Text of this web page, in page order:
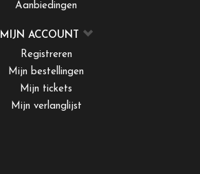
Aanbiedingen
MIJN ACCOUNT
Registreren
Mijn bestellingen
Mijn tickets
Mijn verlanglijst